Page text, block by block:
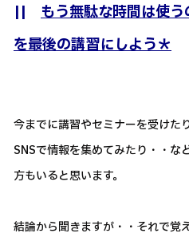
|| もう無駄な時間は使
を最後の講習にしよう＊
今までに講習やセミナーを受けた
SNSで情報を集めてみたり・・な
方もいると思います。
結論から聞きますが・・それで覚